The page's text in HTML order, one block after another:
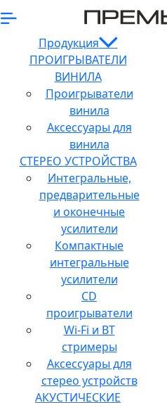
Продукция
ПРОИГРЫВАТЕЛИ
ВИНИЛА
Проигрыватели
винила
Аксессуары для
винила
СТЕРЕО УСТРОЙСТВА
Интегральные,
предварительные
и оконечные
усилители
Компактные
интегральные
усилители
CD
проигрыватели
Wi-Fi и BT
стримеры
Аксессуары для
стерео устройств
АКУСТИЧЕСКИЕ